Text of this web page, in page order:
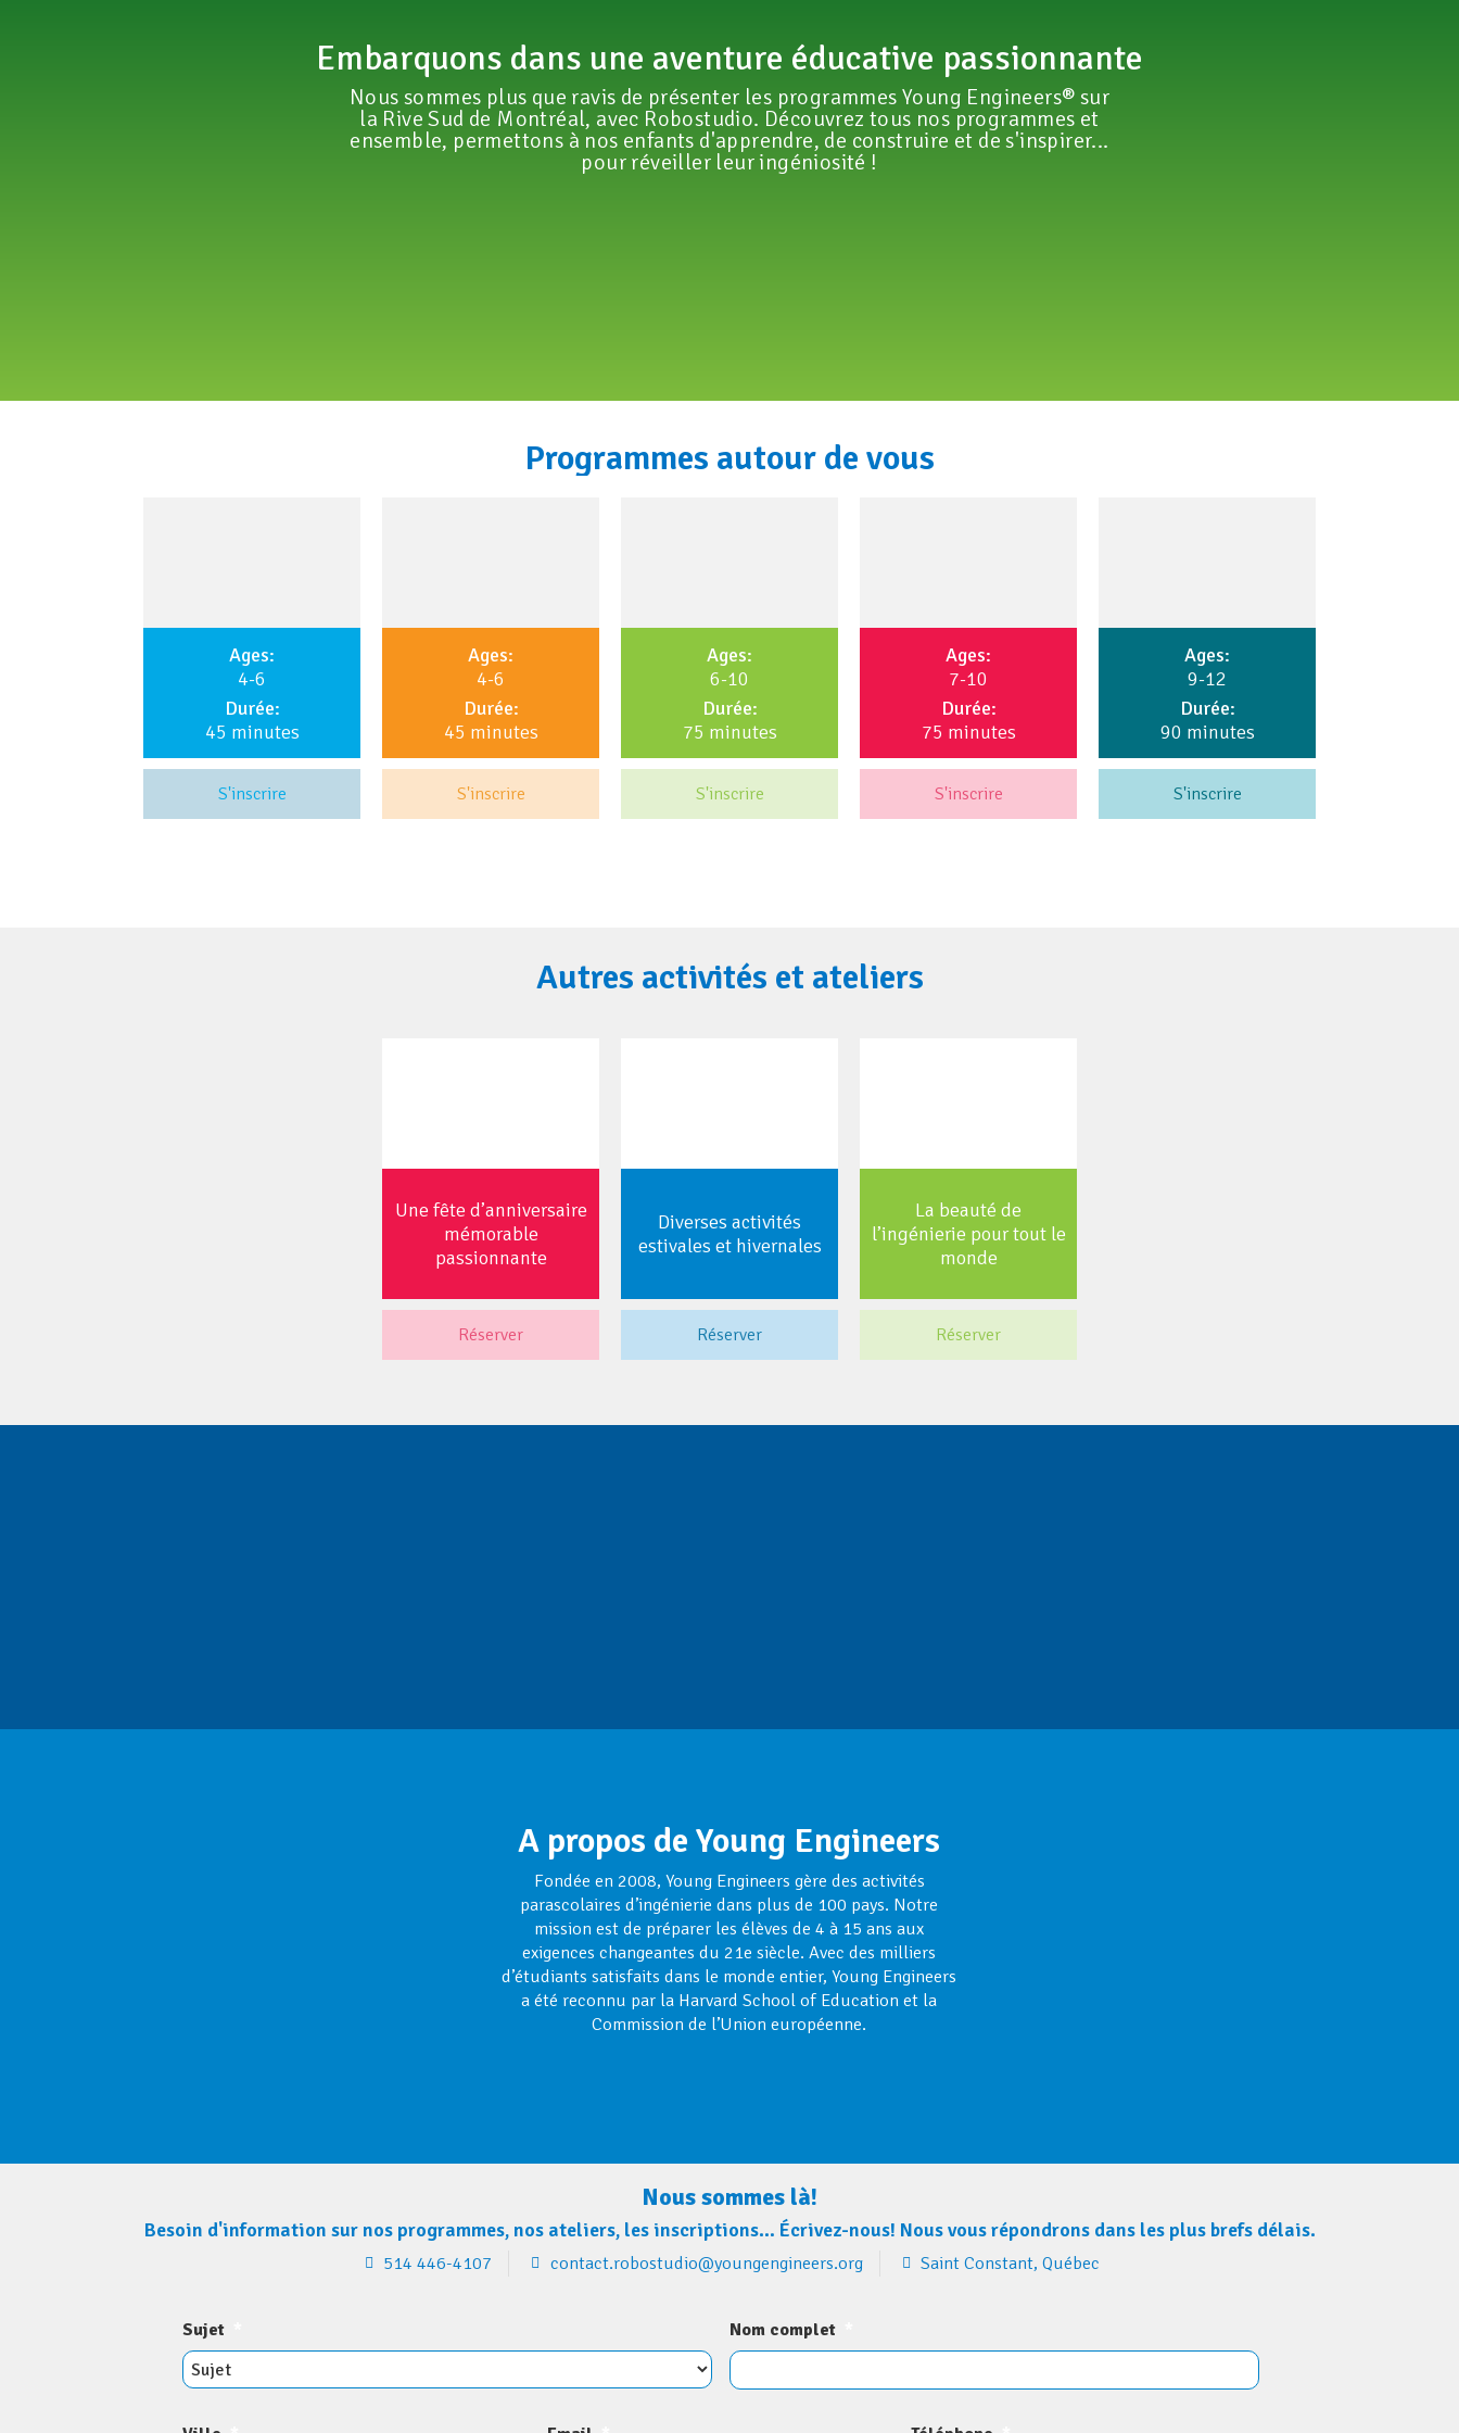
Embarquons dans une aventure éducative passionnante
Nous sommes plus que ravis de présenter les programmes Young Engineers® sur
la Rive Sud de Montréal, avec Robostudio. Découvrez tous nos programmes et
ensemble, permettons à nos enfants d'apprendre, de construire et de s'inspirer...
pour réveiller leur ingéniosité !
Programmes autour de vous
Ages:
4-6
Durée:
45 minutes
S'inscrire
Ages:
4-6
Durée:
45 minutes
S'inscrire
Ages:
6-10
Durée:
75 minutes
S'inscrire
Ages:
7-10
Durée:
75 minutes
S'inscrire
Ages:
9-12
Durée:
90 minutes
S'inscrire
Autres activités et ateliers
Une fête d’anniversaire
mémorable
passionnante
Réserver
Diverses activités
estivales et hivernales
Réserver
La beauté de
l’ingénierie pour tout le
monde
Réserver
A propos de Young Engineers
Fondée en 2008, Young Engineers gère des activités
parascolaires d’ingénierie dans plus de 100 pays. Notre
mission est de préparer les élèves de 4 à 15 ans aux
exigences changeantes du 21e siècle. Avec des milliers
d’étudiants satisfaits dans le monde entier, Young Engineers
a été reconnu par la Harvard School of Education et la
Commission de l’Union européenne.
Nous sommes là!
Besoin d'information sur nos programmes, nos ateliers, les inscriptions… Écrivez-nous! Nous vous répondrons dans les plus brefs délais.
514 446-4107 contact.robostudio@youngengineers.org Saint Constant, Québec
Sujet Nom complet